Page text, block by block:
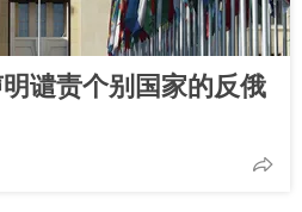
谴责个别国家的反俄